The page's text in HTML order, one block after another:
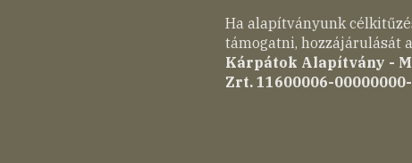
Ha alapítványunk
támogatni, hozzájárulását
Kárpátok Alapítvány -
Zrt. 11600006-